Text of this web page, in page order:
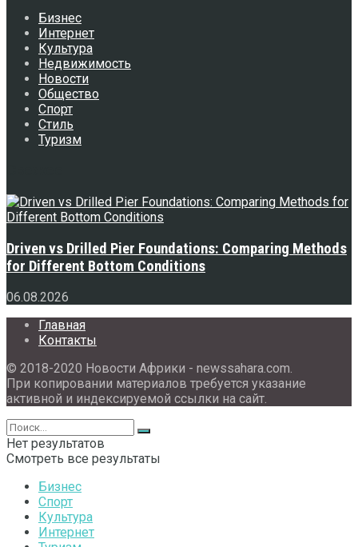
Бизнес
Интернет
Культура
Недвижимость
Новости
Общество
Спорт
Стиль
Туризм
Driven vs Drilled Pier Foundations: Comparing Methods
for Different Bottom Conditions
06.08.2026
Главная
Контакты
© 2018-2020 Новости Африки - newssahara.com.
При копировании материалов требуется указание
активной и индексируемой ссылки на сайт.
Нет результатов
Смотреть все результаты
Бизнес
Спорт
Культура
Интернет